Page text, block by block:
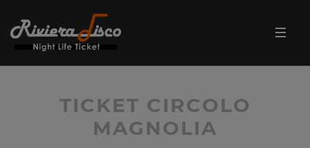
TICKET CIRCOLO
MAGNOLIA